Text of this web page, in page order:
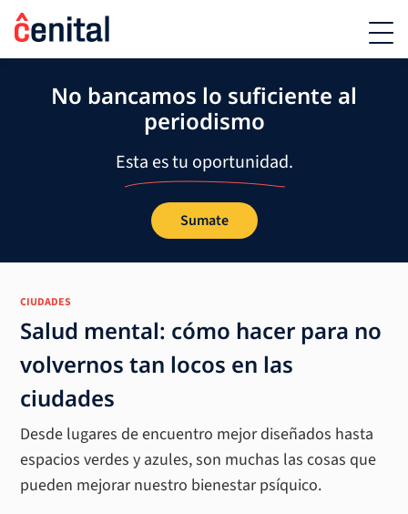
No bancamos lo suficiente al
periodismo
Esta es tu oportunidad.
Sumate
CIUDADES
Salud mental: cómo hacer para no
volvernos tan locos en las
ciudades
Desde lugares de encuentro mejor diseñados hasta
espacios verdes y azules, son muchas las cosas que
pueden mejorar nuestro bienestar psíquico.